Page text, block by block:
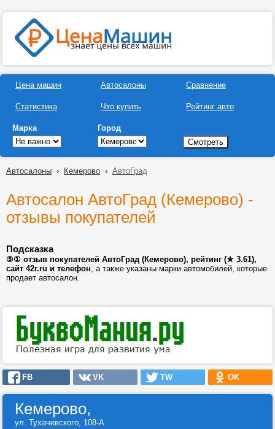
Цена машин
Статистика
Автосалоны
Что купить
Сравнение
Рейтинг авто
Марка Город
Автосалоны › Кемерово › АвтоГрад
Автосалон АвтоГрад (Кемерово) -
отзывы покупателей
Подсказка
⑤① отзыв покупателей АвтоГрад (Кемерово), рейтинг (★ 3.61),
сайт 42r.ru и телефон, а также указаны марки автомобилей, которые
продает автосалон.
FB VK TW OK
Кемерово,
ул. Тухачевского, 108-А